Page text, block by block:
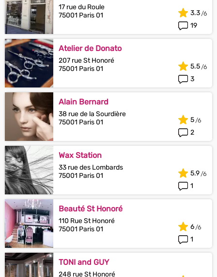
17 rue du Roule
75001 Paris 01
19
3.3
Atelier de Donato
207 rue St Honoré
75001 Paris 01
3
5.5
Alain Bernard
38 rue de la Sourdière
75001 Paris 01
2
5
Wax Station
33 rue des Lombards
75001 Paris 01
1
5.9
Beauté St Honoré
110 Rue St Honoré
75001 Paris 01
1
6
TONI and GUY
248 rue St Honoré